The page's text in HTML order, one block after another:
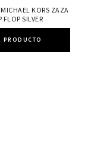
KORS ZAZA
FLOP SILVER
PRODUCTO